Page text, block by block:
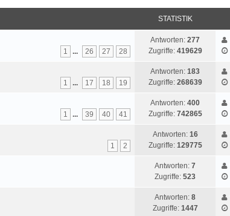
STATISTIK
1 ... 26 27 28
Antworten: 277
Zugriffe: 419629
1 ... 17 18 19
Antworten: 183
Zugriffe: 268639
1 ... 39 40 41
Antworten: 400
Zugriffe: 742865
1 2
Antworten: 16
Zugriffe: 129775
Antworten: 7
Zugriffe: 523
Antworten: 8
Zugriffe: 1447